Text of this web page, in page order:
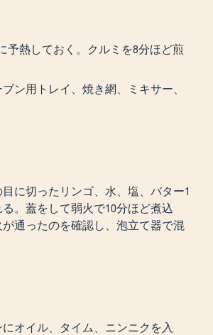
予熱しておく。クルミを8分ほど煎
ン用トレイ、焼き網、ミキサー、
に切ったリンゴ、水、塩、バター1
。蓋をして弱火で10分ほど煮込
通ったのを確認し、泡立て器で混
オイル、タイム、ニンニクを入